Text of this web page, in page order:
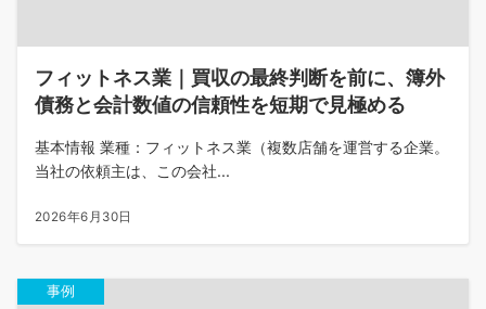
フィットネス業｜買収の最終判断を前に、簿外
債務と会計数値の信頼性を短期で見極める
基本情報 業種：フィットネス業（複数店舗を運営する企業。
当社の依頼主は、この会社...
2026年6月30日
事例